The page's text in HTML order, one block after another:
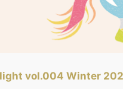
vol.004 Winter